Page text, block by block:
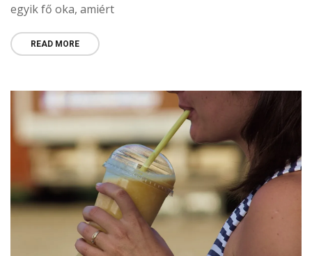
egyik fő oka, amiért
READ MORE